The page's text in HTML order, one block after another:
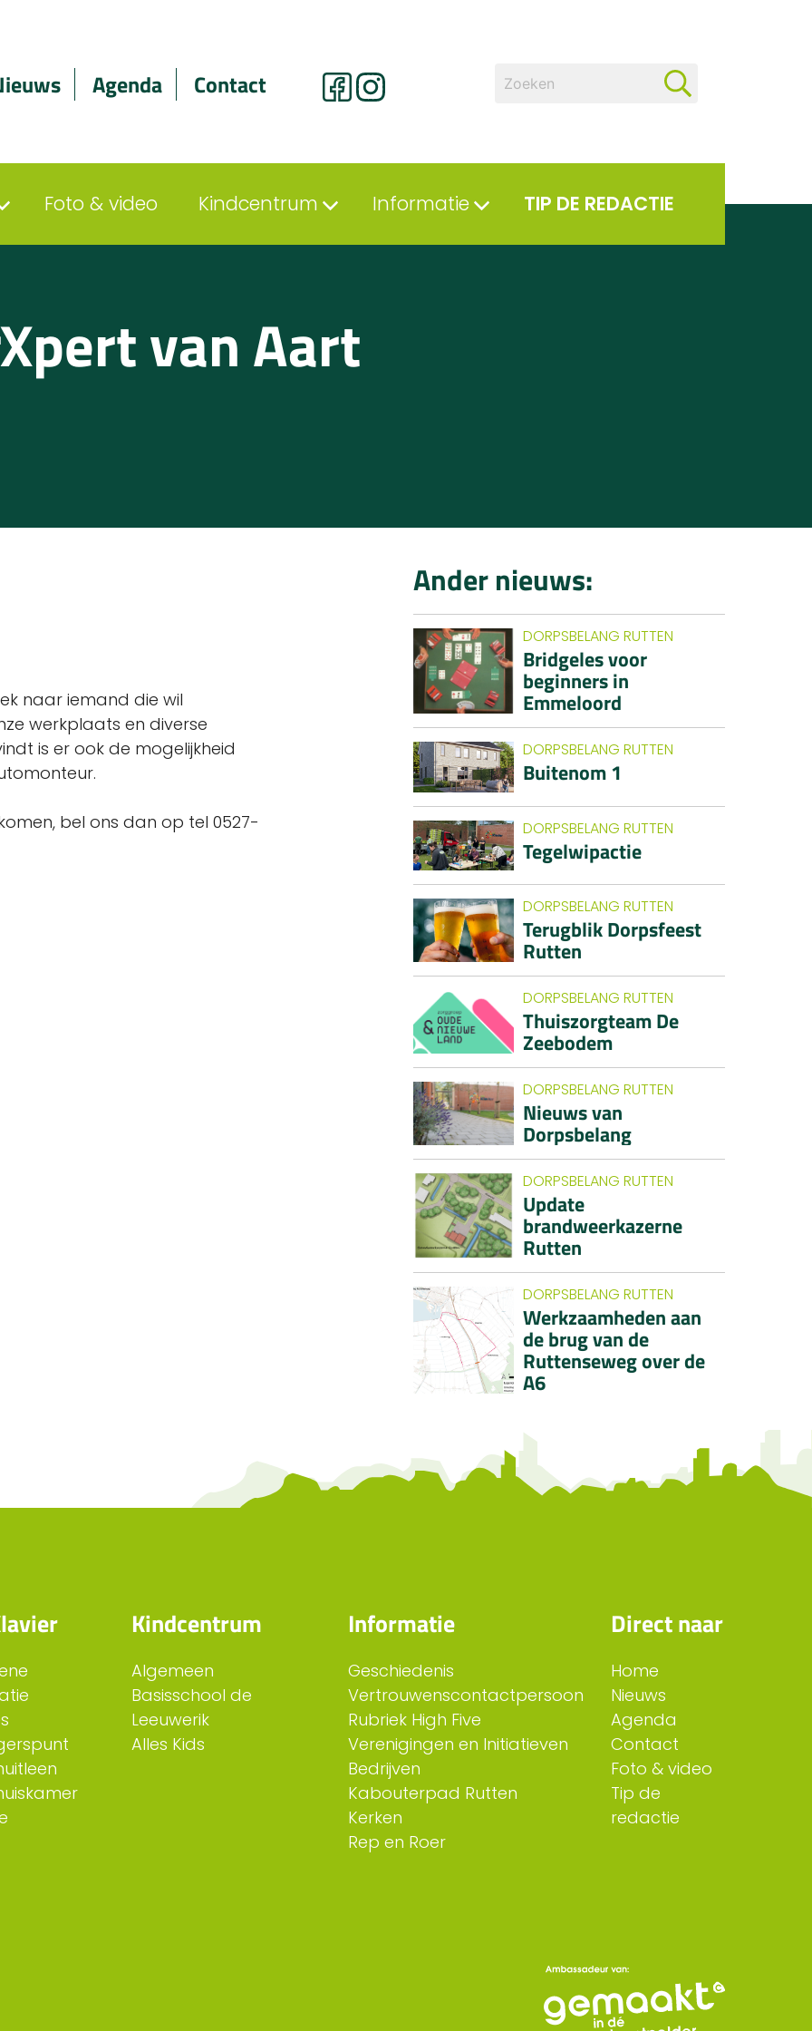
Agenda Contact
Foto & video Kindcentrum Informatie TIP DE REDACTIE
van Aart
naar iemand die wil
werkplaats en diverse
is er ook de mogelijkheid
bel ons dan op tel 0527-
Ander nieuws:
DORPSBELANG RUTTEN
Bridgeles voor
beginners in
Emmeloord
DORPSBELANG RUTTEN
Buitenom 1
DORPSBELANG RUTTEN
Tegelwipactie
DORPSBELANG RUTTEN
Terugblik Dorpsfeest
Rutten
DORPSBELANG RUTTEN
Thuiszorgteam De
Zeebodem
DORPSBELANG RUTTEN
Nieuws van
Dorpsbelang
DORPSBELANG RUTTEN
Update
brandweerkazerne
Rutten
DORPSBELANG RUTTEN
Werkzaamheden aan
de brug van de
Ruttenseweg over de
A6
Kindcentrum
Algemeen
Basisschool de
Leeuwerik
Alles Kids
Informatie
Geschiedenis
Vertrouwenscontactpersoon
Rubriek High Five
Verenigingen en Initiatieven
Bedrijven
Kabouterpad Rutten
Kerken
Rep en Roer
Direct naar
Home
Nieuws
Agenda
Contact
Foto & video
Tip de
redactie